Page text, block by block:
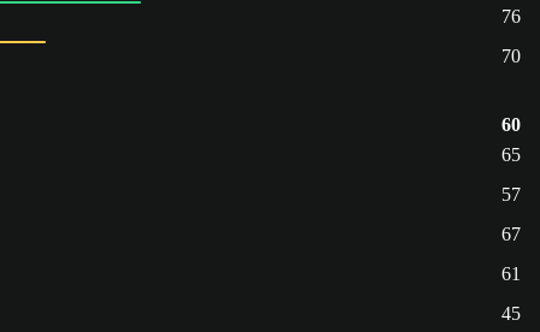
76
70
60
65
57
67
61
45